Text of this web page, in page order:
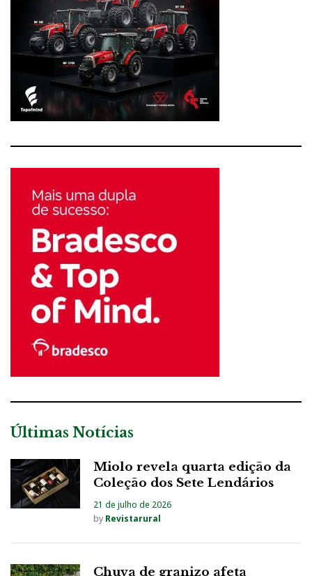
Últimas Notícias
Miolo revela quarta edição da
Coleção dos Sete Lendários
21 de julho de 2026
by Revistarural
Chuva de granizo afeta